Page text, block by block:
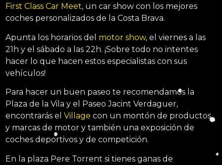
First Class Car Meet, un car show con los mejores
coches personalizados de la Costa Brava.
Apunta los horarios del motor show, el viernes a las
21h y el sábado a las 22h. ¡Sobre todo no intentes
hacer lo que hacen estos especialistas con sus
vehículos!
Para hacer un buen paseo te recomendamos la
Plaza de la Vila y el Paseo Jacint Verdaguer,
encontrarás elVillage con un montón de productos
y marcas de motor y también una exposición de
coches deportivos y de competición.
En la plaza Pere Torrent si tienes ganas de